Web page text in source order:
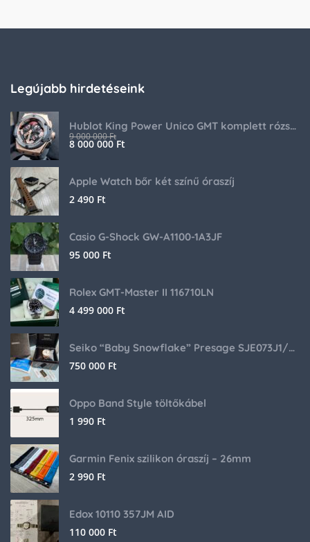
Legújabb hirdetéseink
Hublot King Power Unico GMT komplett rózsaarany
9 000 000Ft
8 000 000Ft
Apple Watch bőr két színű óraszíj
2 490 Ft
Casio G-Shock GW-A1100-1A3JF
95 000 Ft
Rolex GMT-Master II 116710LN
4 499 000 Ft
Seiko “Baby Snowflake” Presage SJE073J1/SARA015 Limited Edition
750 000 Ft
Oppo Band Style töltőkábel
1 990 Ft
Garmin Fenix szilikon óraszíj – 26mm
2 990 Ft
Edox 10110 357JM AID
110 000 Ft